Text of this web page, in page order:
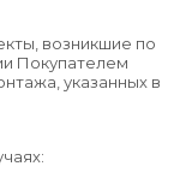
возникшие по
Покупателем
указанных в